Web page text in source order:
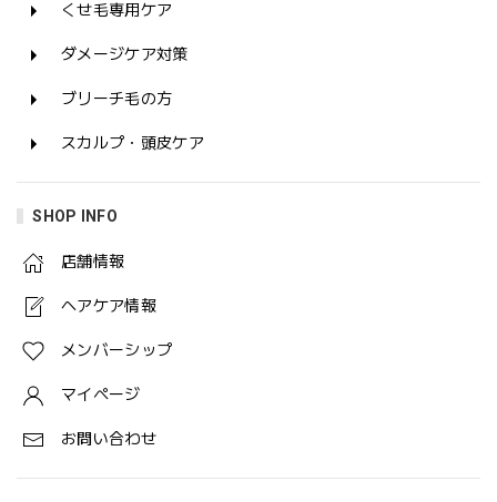
くせ毛専用ケア
ダメージケア対策
ブリーチ毛の方
スカルプ・頭皮ケア
SHOP INFO
店舗情報
ヘアケア情報
メンバーシップ
マイページ
お問い合わせ